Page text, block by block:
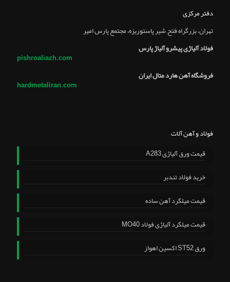
دفتر مرکزی
تهران، بزرگراه فتح, شير پاستوريزه، مجتمع پارس امير
فولاد آلیاژی پیشرو آلیاژ پارس
pishroaliazh.com
فروشگاه آهن هارد متال ایران
hardmetaliran.com
فولاد و آهن آلات
قیمت ورق آلیاژی A283
خرید فولاد تندبر
قیمت میلگرد آهن ساده
قیمت میلگرد آلیاژی فولاد MO40
ورق ST52 اکسین اهواز